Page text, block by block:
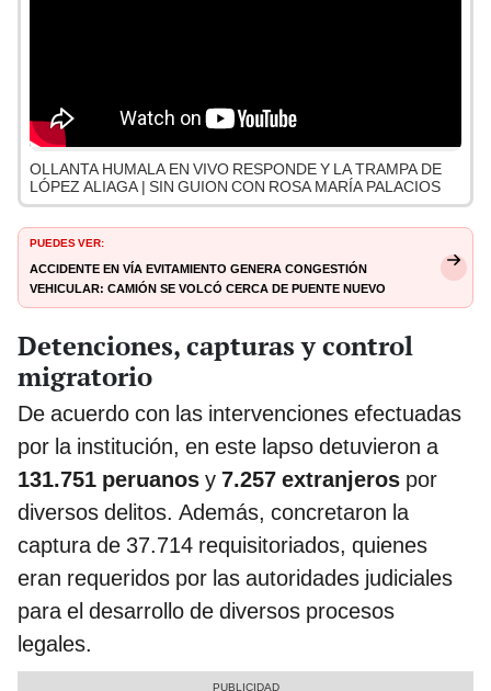
OLLANTA HUMALA EN VIVO RESPONDE Y LA TRAMPA DE
LÓPEZ ALIAGA | SIN GUION CON ROSA MARÍA PALACIOS
PUEDES VER:
Accidente en Vía Evitamiento genera congestión
vehicular: camión se volcó cerca de Puente Nuevo
Detenciones, capturas y control
migratorio
De acuerdo con las intervenciones efectuadas
por la institución, en este lapso detuvieron a
131.751 peruanos y 7.257 extranjeros por
diversos delitos. Además, concretaron la
captura de 37.714 requisitoriados, quienes
eran requeridos por las autoridades judiciales
para el desarrollo de diversos procesos
legales.